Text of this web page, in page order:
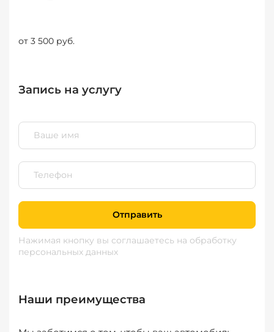
от 3 500 руб.
Запись на услугу
Отправить
Нажимая кнопку вы соглашаетесь на обработку
персональных данных
Наши преимущества